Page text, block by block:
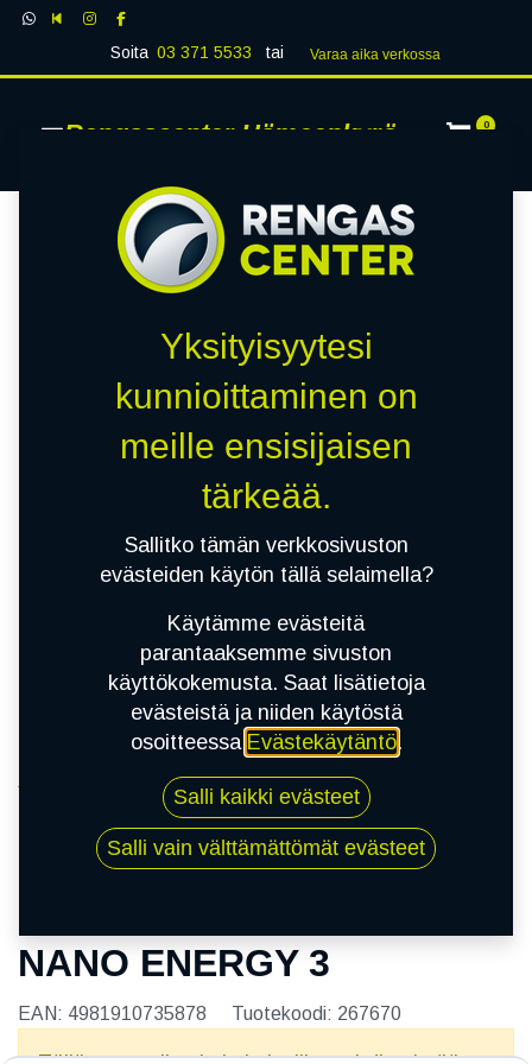
Soita 03 371 5533 tai Varaa aika verk​​​​ossa
Rengascenter Hämeenkyrö 0
155/65R13 73T TOYO NANO ENERGY 3
NANO ENERGY 3
EAN: 4981910735878 Tuotekoodi: 267670
Yksityisyytesi
kunnioittaminen on
meille ensisijaisen
tärkeää.
Sallitko tämän verkkosivuston
evästeiden käytön tällä selaimella?
Käytämme evästeitä
parantaaksemme sivuston
käyttökokemusta. Saat lisätietoja
evästeistä ja niiden käytöstä
osoitteessa Evästekäytäntö.
Salli kaikki evästeet
Salli vain välttämättömät evästeet